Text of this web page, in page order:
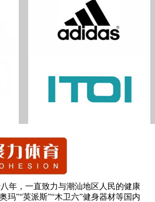
，一直致力与潮汕地区人民的健康
玛”“英派斯”“木卫六”健身器材等国内